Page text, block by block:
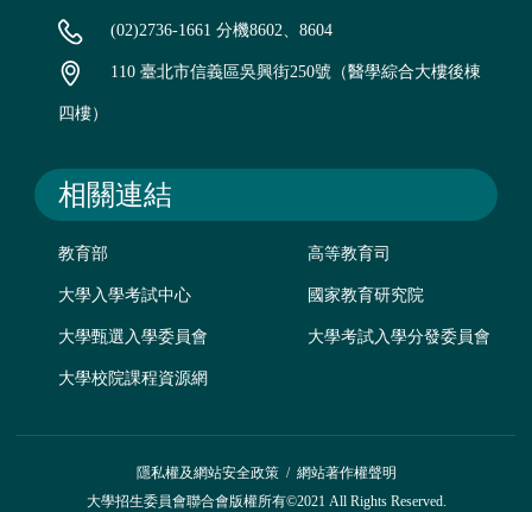
(02)2736-1661 分機8602、8604
110 臺北市信義區吳興街250號（醫學綜合大樓後棟
四樓）
相關連結
教育部 高等教育司
大學入學考試中心 國家教育研究院
大學甄選入學委員會 大學考試入學分發委員會
大學校院課程資源網
隱私權及網站安全政策/ 網站著作權聲明
大學招生委員會聯合會版權所有©2021 All Rights Reserved.